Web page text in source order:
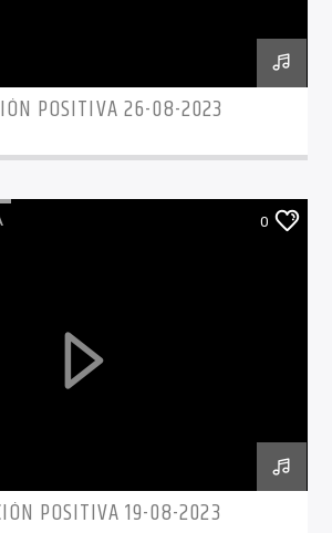
POSITIVA 26-08-2023
0
POSITIVA 19-08-2023